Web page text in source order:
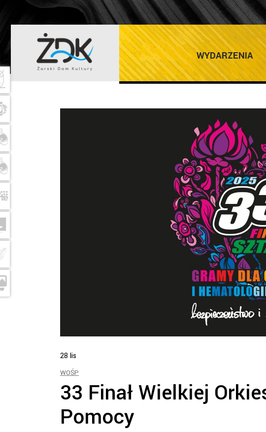
WYDARZENIA
LISTOPAD 2024
28 lis
WOŚP
33 Finał Wielkiej
Pomocy